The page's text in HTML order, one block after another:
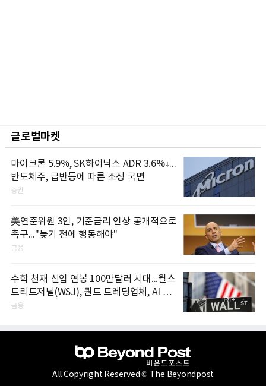
글로벌마켓
마이크론 5.9%, SK하이닉스 ADR 3.6%↓...
반도체주, 급반등에 따른 조정 국면
증권
美연준위원 3인, 기준금리 인상 공개적으로
촉구..."늦기 전에 행동해야"
금융
수학 천재 신입 연봉 100만달러 시대...월스
트리트저널(WSJ), 퀀트 트레딩업체, AI 기
업들 인재 확보 경쟁
금융
All Copyright Reserved © The Beyondpost